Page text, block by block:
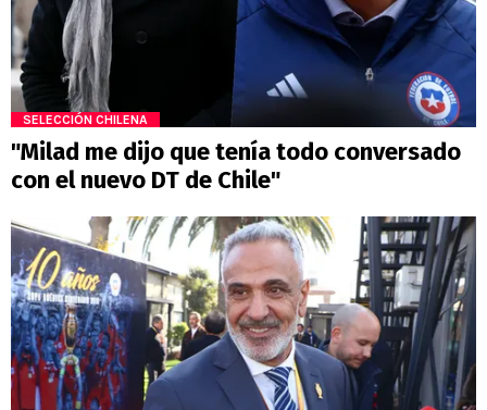
SELECCIÓN CHILENA
"Milad me dijo que tenía todo conversado
con el nuevo DT de Chile"